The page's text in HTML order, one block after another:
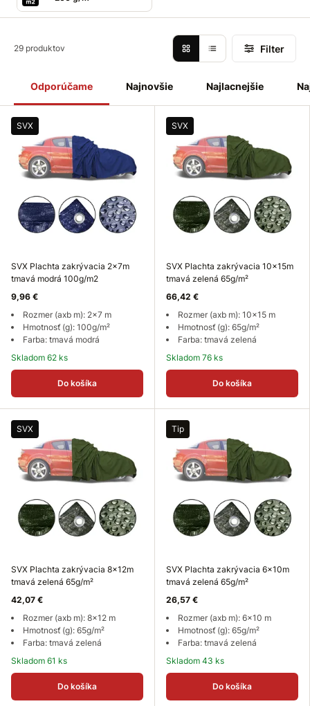
Odporúčame Najnovšie Najlacnejšie
29 produktov Filter
SVX
SVX Plachta zakrývacia 2x7m
tmavá modrá 100g/m2
9,96 €
Rozmer (axb m): 2x7 m
Hmotnosť (g): 100g/m²
Farba: tmavá modrá
Skladom 62 ks
Do košíka
SVX
SVX Plachta zakrývacia 10x15m
tmavá zelená 65g/m²
66,42 €
Rozmer (axb m): 10x15 m
Hmotnosť (g): 65g/m²
Farba: tmavá zelená
Skladom 76 ks
Do košíka
SVX
SVX Plachta zakrývacia 8x12m
tmavá zelená 65g/m²
42,07 €
Rozmer (axb m): 8x12 m
Hmotnosť (g): 65g/m²
Farba: tmavá zelená
Skladom 61 ks
Do košíka
Tip
SVX Plachta zakrývacia 6x10m
tmavá zelená 65g/m²
26,57 €
Rozmer (axb m): 6x10 m
Hmotnosť (g): 65g/m²
Farba: tmavá zelená
Skladom 43 ks
Do košíka